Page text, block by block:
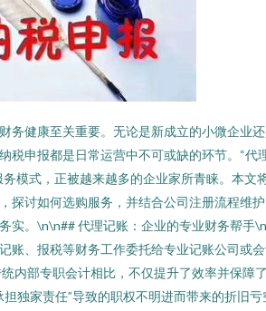
务健康至关重要。无论是新成立的小微企业
税申报都是日常运营中不可或缺的环节。“代
模式，正被越来越多的企业家所青睐。本文
探讨如何选购服务，并结合公司注册流程维
实。\n\n## 代理记账：企业的专业财务帮手
账、报税等财务工作委托给专业记账公司或
内部专职会计相比，不仅提升了效率并保障
独家责任”导致的职权不明进而带来的折旧亏